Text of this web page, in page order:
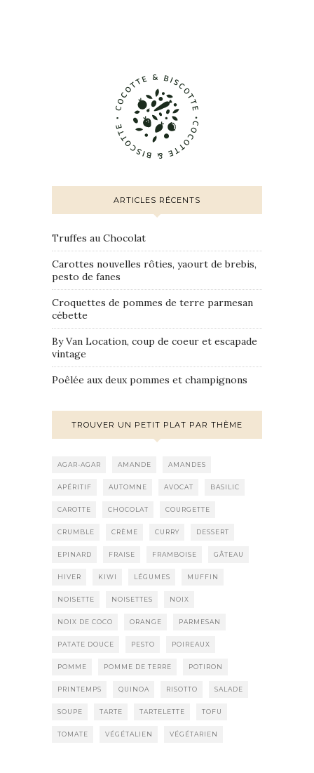
ARTICLES RÉCENTS
Truffes au Chocolat
Carottes nouvelles rôties, yaourt de brebis,
pesto de fanes
Croquettes de pommes de terre parmesan
cébette
By Van Location, coup de coeur et escapade
vintage
Poêlée aux deux pommes et champignons
TROUVER UN PETIT PLAT PAR THÈME
AGAR-AGAR AMANDE AMANDES
APÉRITIF AUTOMNE AVOCAT BASILIC
CAROTTE CHOCOLAT COURGETTE
CRUMBLE CRÈME CURRY DESSERT
EPINARD FRAISE FRAMBOISE GÂTEAU
HIVER KIWI LÉGUMES MUFFIN
NOISETTE NOISETTES NOIX
NOIX DE COCO ORANGE PARMESAN
PATATE DOUCE PESTO POIREAUX
POMME POMME DE TERRE POTIRON
PRINTEMPS QUINOA RISOTTO SALADE
SOUPE TARTE TARTELETTE TOFU
TOMATE VÉGÉTALIEN VÉGÉTARIEN